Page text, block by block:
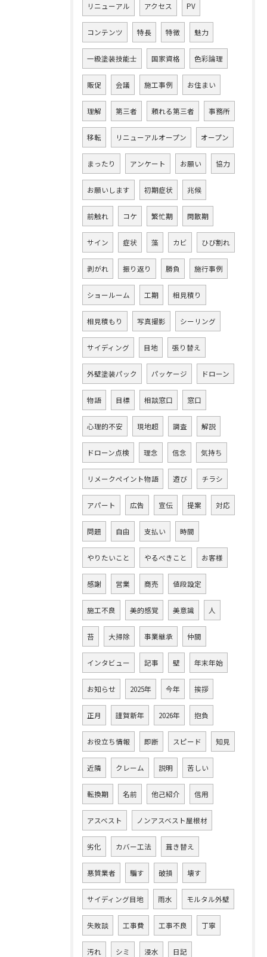
リニューアル アクセス PV
コンテンツ 特長 特徴 魅力
一級塗装技能士 国家資格 色彩論理
販促 会議 施工事例 お住まい
理解 第三者 頼れる第三者 事務所
移転 リニューアルオープン オープン
まったり アンケート お願い 協力
お願いします 初期症状 兆候
前触れ コケ 繁忙期 閑散期
サイン 症状 藻 カビ ひび割れ
剥がれ 振り返り 勝負 施行事例
ショールーム 工期 相見積り
相見積もり 写真撮影 シーリング
サイディング 目地 張り替え
外壁塗装パック パッケージ ドローン
物語 目標 相談窓口 窓口
心理的不安 現地超 調査 解説
ドローン点検 理念 信念 気持ち
リメークペイント物語 遊び チラシ
アパート 広告 宣伝 提案 対応
問題 自由 支払い 時間
やりたいこと やるべきこと お客様
感謝 営業 商売 値段設定
施工不良 美的感覚 美意識 人
苔 大掃除 事業継承 仲間
インタビュー 記事 壁 年末年始
お知らせ 2025年 今年 挨拶
正月 謹賀新年 2026年 抱負
お役立ち情報 即断 スピード 知見
近隣 クレーム 説明 苦しい
転換期 名前 他己紹介 信用
アスベスト ノンアスベスト屋根材
劣化 カバー工法 葺き替え
悪質業者 騙す 破損 壊す
サイディング目地 雨水 モルタル外壁
失敗談 工事費 工事不良 丁寧
汚れ シミ 浸水 日記